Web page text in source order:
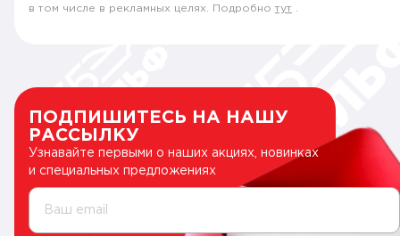
в том числе в рекламных целях. Подробно тут
ПОДПИШИТЕСЬ НА НАШУ
РАССЫЛКУ
Узнавайте первыми о наших акциях, новинках
и специальных предложениях
Ваш email